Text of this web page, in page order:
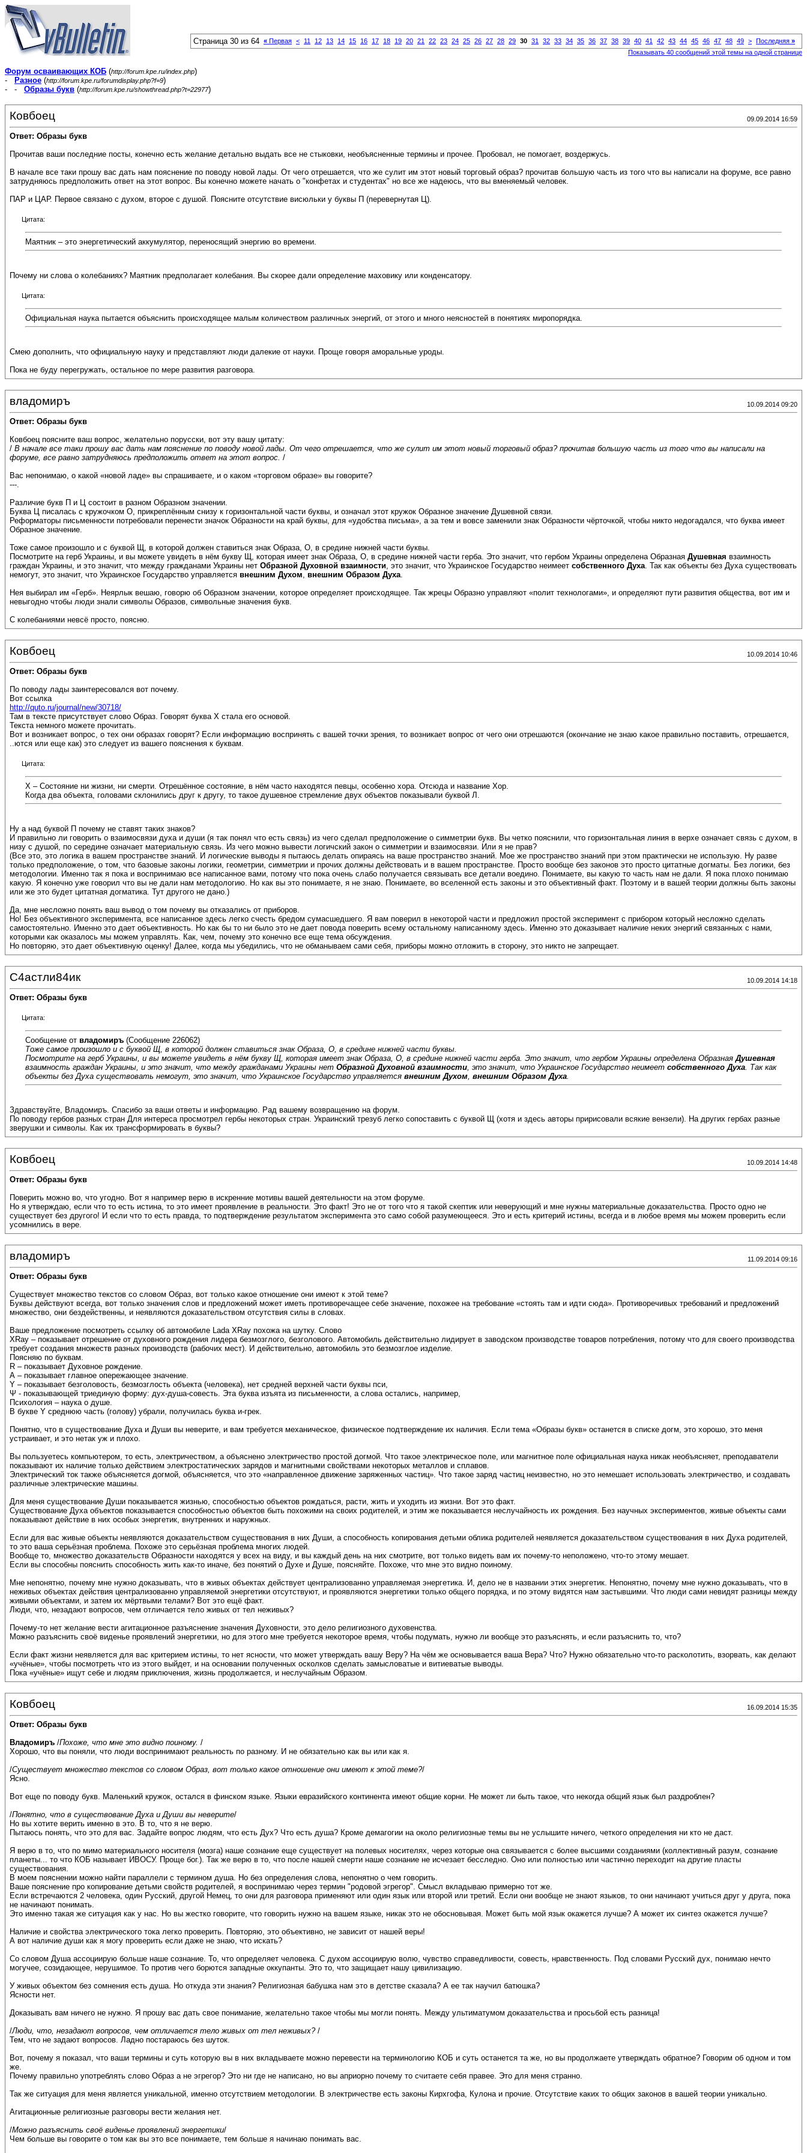
Страница 30 из 64 « Первая < 11 12 13 14 15 16 17 18 19 20 21 22 23 24 25 26 27 28 29 30 31 32 33 34 35 36 37 38 39 40 41 42 43 44 45 46 47 48 49 > Последняя »
Показывать 40 сообщений этой темы на одной странице
Форум осваивающих КОБ (http://forum.kpe.ru/index.php)
-
Разное (http://forum.kpe.ru/forumdisplay.php?f=9)
- - Образы букв (http://forum.kpe.ru/showthread.php?t=22977)
Ковбоец 09.09.2014 16:59
Ответ: Образы букв
Прочитав ваши последние посты, конечно есть желание детально выдать все не стыковки, необъясненные термины и прочее. Пробовал, не помогает, воздержусь.
В начале все таки прошу вас дать нам пояснение по поводу новой лады. От чего отрешается, что же сулит им этот новый торговый образ? прочитав большую часть из того что вы написали на форуме, все равно
затрудняюсь предположить ответ на этот вопрос. Вы конечно можете начать о "конфетах и студентах" но все же надеюсь, что вы вменяемый человек.
ПАР и ЦАР. Первое связано с духом, второе с душой. Поясните отсутствие висюльки у буквы П (перевернутая Ц).
Цитата:
Маятник – это энергетический аккумулятор, переносящий энергию во времени.
Почему ни слова о колебаниях? Маятник предполагает колебания. Вы скорее дали определение маховику или конденсатору.
Цитата:
Официальная наука пытается объяснить происходящее малым количеством различных энергий, от этого и много неясностей в понятиях миропорядка.
Смею дополнить, что официальную науку и представляют люди далекие от науки. Проще говоря аморальные уроды.
Пока не буду перегружать, остальное по мере развития разговора.
владомиръ 10.09.2014 09:20
Ответ: Образы букв
Ковбоец поясните ваш вопрос, желательно порусски, вот эту вашу цитату:
/ В начале все таки прошу вас дать нам пояснение по поводу новой лады. От чего отрешается, что же сулит им этот новый торговый образ? прочитав большую часть из того что вы написали на
форуме, все равно затрудняюсь предположить ответ на этот вопрос. /
Вас непонимаю, о какой «новой ладе» вы спрашиваете, и о каком «торговом образе» вы говорите?
---.
Различие букв П и Ц состоит в разном Образном значении.
Буква Ц писалась с кружочком О, прикреплённым снизу к горизонтальной части буквы, и означал этот кружок Образное значение Душевной связи.
Реформаторы письменности потребовали перенести значок Образности на край буквы, для «удобства письма», а за тем и вовсе заменили знак Образности чёрточкой, чтобы никто недогадался, что буква имеет
Образное значение.
Тоже самое произошло и с буквой Щ, в которой должен ставиться знак Образа, О, в средине нижней части буквы.
Посмотрите на герб Украины, и вы можете увидеть в нём букву Щ, которая имеет знак Образа, О, в средине нижней части герба. Это значит, что гербом Украины определена Образная Душевная взаимность
граждан Украины, и это значит, что между гражданами Украины нет Образной Духовной взаимности, это значит, что Украинское Государство неимеет собственного Духа. Так как объекты без Духа существовать
немогут, это значит, что Украинское Государство управляется внешним Духом, внешним Образом Духа.
Нея выбирал им «Герб». Неярлык вешаю, говорю об Образном значении, которое определяет происходящее. Так жрецы Образно управляют «полит технологами», и определяют пути развития общества, вот им и
невыгодно чтобы люди знали символы Образов, символьные значения букв.
С колебаниями невсё просто, поясню.
Ковбоец 10.09.2014 10:46
Ответ: Образы букв
По поводу лады заинтересовался вот почему.
Вот ссылка
http://quto.ru/journal/new/30718/
Там в тексте присутствует слово Образ. Говорят буква Х стала его основой.
Текста немного можете прочитать.
Вот и возникает вопрос, о тех они образах говорят? Если информацию воспринять с вашей точки зрения, то возникает вопрос от чего они отрешаются (окончание не знаю какое правильно поставить, отрешается,
..ются или еще как) это следует из вашего пояснения к буквам.
Цитата:
Х – Состояние ни жизни, ни смерти. Отрешённое состояние, в нём часто находятся певцы, особенно хора. Отсюда и название Хор.
Когда два объекта, головами склонились друг к другу, то такое душевное стремление двух объектов показывали буквой Л.
Ну а над буквой П почему не ставят таких знаков?
И правильно ли говорить о взаимосвязи духа и души (я так понял что есть связь) из чего сделал предположение о симметрии букв. Вы четко пояснили, что горизонтальная линия в верхе означает связь с духом, в
низу с душой, по середине означает материальную связь. Из чего можно вывести логичский закон о симметрии и взаимосвязи. Или я не прав?
(Все это, это логика в вашем пространстве знаний. И логические выводы я пытаюсь делать опираясь на ваше пространство знаний. Мое же пространство знаний при этом практически не использую. Ну разве
только предположение, о том, что базовые законы логики, геометрии, симметрии и прочих должны действовать и в вашем пространстве. Просто вообще без законов это просто цитатные догматы. Без логики, без
методологии. Именно так я пока и воспринимаю все написанное вами, потому что пока очень слабо получается связывать все детали воедино. Понимаете, вы какую то часть нам не дали. Я пока плохо понимаю
какую. Я конечно уже говорил что вы не дали нам методологию. Но как вы это понимаете, я не знаю. Понимаете, во вселенной есть законы и это объективный факт. Поэтому и в вашей теории должны быть законы
или же это будет цитатная догматика. Тут другого не дано.)
Да, мне несложно понять ваш вывод о том почему вы отказались от приборов.
Но! Без объективного эксперимента, все написанное здесь легко счесть бредом сумасшедшего. Я вам поверил в некоторой части и предложил простой эксперимент с прибором который несложно сделать
самостоятельно. Именно это дает объективность. Но как бы то ни было это не дает повода поверить всему остальному написанному здесь. Именно это доказывает наличие неких энергий связанных с нами,
которыми как оказалось мы можем управлять. Как, чем, почему это конечно все еще тема обсуждения.
Но повторяю, это дает объективную оценку! Далее, когда мы убедились, что не обманываем сами себя, приборы можно отложить в сторону, это никто не запрещает.
С4астли84ик 10.09.2014 14:18
Ответ: Образы букв
Цитата:
Сообщение от владомиръ (Сообщение 226062)
Тоже самое произошло и с буквой Щ, в которой должен ставиться знак Образа, О, в средине нижней части буквы.
Посмотрите на герб Украины, и вы можете увидеть в нём букву Щ, которая имеет знак Образа, О, в средине нижней части герба. Это значит, что гербом Украины определена Образная Душевная
взаимность граждан Украины, и это значит, что между гражданами Украины нет Образной Духовной взаимности , это значит, что Украинское Государство неимеет собственного Духа . Так как
объекты без Духа существовать немогут, это значит, что Украинское Государство управляется внешним Духом внешним Образом Духа
Здравствуйте, Владомиръ. Спасибо за ваши ответы и информацию. Рад вашему возвращению на форум.
По поводу гербов разных стран Для интереса просмотрел гербы некоторых стран. Украинский трезуб легко сопоставить с буквой Щ (хотя и здесь авторы пририсовали всякие вензели). На других гербах разные
зверушки и символы. Как их трансформировать в буквы?
Ковбоец 10.09.2014 14:48
Ответ: Образы букв
Поверить можно во, что угодно. Вот я например верю в искренние мотивы вашей деятельности на этом форуме.
Но я утверждаю, если что то есть истина, то это имеет проявление в реальности. Это факт! Это не от того что я такой скептик или неверующий и мне нужны материальные доказательства. Просто одно не
существует без другого! И если что то есть правда, то подтверждение результатом эксперимента это само собой разумеющееся. Это и есть критерий истины, всегда и в любое время мы можем проверить если
усомнились в вере.
владомиръ 11.09.2014 09:16
Ответ: Образы букв
Существует множество текстов со словом Образ, вот только какое отношение они имеют к этой теме?
Буквы действуют всегда, вот только значения слов и предложений может иметь противоречащее себе значение, похожее на требование «стоять там и идти сюда». Противоречивых требований и предложений
множество, они бездейственны, и неявляются доказательством отсутствия силы в словах.
Ваше предложение посмотреть ссылку об автомобиле Lada XRay похожа на шутку. Слово
XRay – показывает отрешение от духовного рождения лидера безмозглого, безголового. Автомобиль действительно лидирует в заводском производстве товаров потребления, потому что для своего производства
требует создания множеств разных производств (рабочих мест). И действительно, автомобиль это безмозглое изделие.
Поясняю по буквам.
R – показывает Духовное рождение.
А – показывает главное опережающее значение.
Y – показывает безголовость, безмозглость объекта (человека), нет средней верхней части буквы пси,
Ψ - показывающей триединую форму: дух-душа-совесть. Эта буква изъята из письменности, а слова остались, например,
Психология – наука о душе.
В букве Y среднюю часть (голову) убрали, получилась буква и-грек.
Понятно, что в существование Духа и Души вы неверите, и вам требуется механическое, физическое подтверждение их наличия. Если тема «Образы букв» останется в списке догм, это хорошо, это меня
устраивает, и это нетак уж и плохо.
Вы пользуетесь компьютером, то есть, электричеством, а объяснено электричество простой догмой. Что такое электрическое поле, или магнитное поле официальная наука никак необъясняет, преподаватели
показывают их наличие только действием электростатических зарядов и магнитными свойствами некоторых металлов и сплавов.
Электрический ток также объясняется догмой, объясняется, что это «направленное движение заряженных частиц». Что такое заряд частиц неизвестно, но это немешает использовать электричество, и создавать
различные электрические машины.
Для меня существование Души показывается жизнью, способностью объектов рождаться, расти, жить и уходить из жизни. Вот это факт.
Существование Духа объектов показывается способностью объектов быть похожими на своих родителей, и этим же показывается неслучайность их рождения. Без научных экспериментов, живые объекты сами
показывают действие в них особых энергетик, внутренних и наружных.
Если для вас живые объекты неявляются доказательством существования в них Души, а способность копирования детьми облика родителей неявляется доказательством существования в них Духа родителей,
то это ваша серьёзная проблема. Похоже это серьёзная проблема многих людей.
Вообще то, множество доказательств Образности находятся у всех на виду, и вы каждый день на них смотрите, вот только видеть вам их почему-то неположено, что-то этому мешает.
Если вы способны пояснить способность жить как-то иначе, без понятий о Духе и Душе, поясняйте. Похоже, что мне это видно поиному.
Мне непонятно, почему мне нужно доказывать, что в живых объектах действует централизованно управляемая энергетика. И, дело не в названии этих энергетик. Непонятно, почему мне нужно доказывать, что в
неживых объектах действия централизованно управляемой энергетики отсутствуют, и проявляются энергетики только общего порядка, и по этому видятся нам застывшими. Что люди сами невидят разницы между
живыми объектами, и затем их мёртвыми телами? Вот это ещё факт.
Люди, что, незадают вопросов, чем отличается тело живых от тел неживых?
Почему-то нет желание вести агитационное разъяснение значения Духовности, это дело религиозного духовенства.
Можно разъяснить своё виденье проявлений энергетики, но для этого мне требуется некоторое время, чтобы подумать, нужно ли вообще это разъяснять, и если разъяснить то, что?
Если факт жизни неявляется для вас критерием истины, то нет ясности, что может утверждать вашу Веру? На чём же основывается ваша Вера? Что? Нужно обязательно что-то расколотить, взорвать, как делают
«учёные», чтобы посмотреть что из этого выйдет, и на основании полученных осколков сделать замысловатые и витиеватые выводы.
Пока «учёные» ищут себе и людям приключения, жизнь продолжается, и неслучайным Образом.
Ковбоец 16.09.2014 15:35
Ответ: Образы букв
Владомиръ /Похоже, что мне это видно поиному. /
Хорошо, что вы поняли, что люди воспринимают реальность по разному. И не обязательно как вы или как я.
/Существует множество текстов со словом Образ, вот только какое отношение они имеют к этой теме?/
Ясно.
Вот еще по поводу букв. Маленький кружок, остался в финском языке. Языки евразийского континента имеют общие корни. Не может ли быть такое, что некогда общий язык был раздроблен?
/Понятно, что в существование Духа и Души вы неверите/
Но вы хотите верить именно в это. В то, что я не верю.
Пытаюсь понять, что это для вас. Задайте вопрос людям, что есть Дух? Что есть душа? Кроме демагогии на около религиозные темы вы не услышите ничего, четкого определения ни кто не даст.
Я верю в то, что по мимо материального носителя (мозга) наше сознание еще существует на полевых носителях, через которые она связывается с более высшими созданиями (коллективный разум, сознание
планеты... то что КОБ называет ИВОСУ. Проще бог.). Так же верю в то, что после нашей смерти наше сознание не исчезает бесследно. Оно или полностью или частично переходит на другие пласты
существования.
В моем пояснении можно найти параллели с термином душа. Но без определения слова, непонятно о чем говорить.
Ваше пояснение про копирование детьми свойств родителей, я воспринимаю через термин "родовой эгрегор". Смысл вкладываю примерно тот же.
Если встречаются 2 человека, один Русский, другой Немец, то они для разговора применяют или один язык или второй или третий. Если они вообще не знают языков, то они начинают учиться друг у друга, пока
не начинают понимать.
Это именно такая же ситуация как у нас. Но вы жестко говорите, что говорить нужно на вашем языке, никак это не обосновывая. Может быть мой язык окажется лучше? А может их синтез окажется лучше?
Наличие и свойства электрического тока легко проверить. Повторяю, это объективно, не зависит от нашей веры!
А вот наличие души как я могу проверить если даже не знаю, что искать?
Со словом Душа ассоциирую больше наше сознание. То, что определяет человека. С духом ассоциирую волю, чувство справедливости, совесть, нравственность. Под словами Русский дух, понимаю нечто
могучее, созидающее, нерушимое. То против чего борются западные оккупанты. Это то, что защищает нашу цивилизацию.
У живых объектом без сомнения есть душа. Но откуда эти знания? Религиозная бабушка нам это в детстве сказала? А ее так научил батюшка?
Ясности нет.
Доказывать вам ничего не нужно. Я прошу вас дать свое понимание, желательно такое чтобы мы могли понять. Между ультиматумом доказательства и просьбой есть разница!
/Люди, что, незадают вопросов, чем отличается тело живых от тел неживых? /
Тем, что не задают вопросов. Ладно постараюсь без шуток.
Вот, почему я показал, что ваши термины и суть которую вы в них вкладываете можно перевести на терминологию КОБ и суть останется та же, но вы продолжаете утверждать обратное? Говорим об одном и том
же.
Почему правильно употреблять слово Образ а не эгрегор? Это ни где не написано, но вы априорно почему то считаете себя правее. Это для меня странно.
Так же ситуация для меня является уникальной, именно отсутствием методологии. В электричестве есть законы Кирхгофа, Кулона и прочие. Отсутствие каких то общих законов в вашей теории уникально.
Агитационные религиозные разговоры вести желания нет.
/Можно разъяснить своё виденье проявлений энергетики/
Чем больше вы говорите о том как вы это все понимаете, тем больше я начинаю понимать вас.